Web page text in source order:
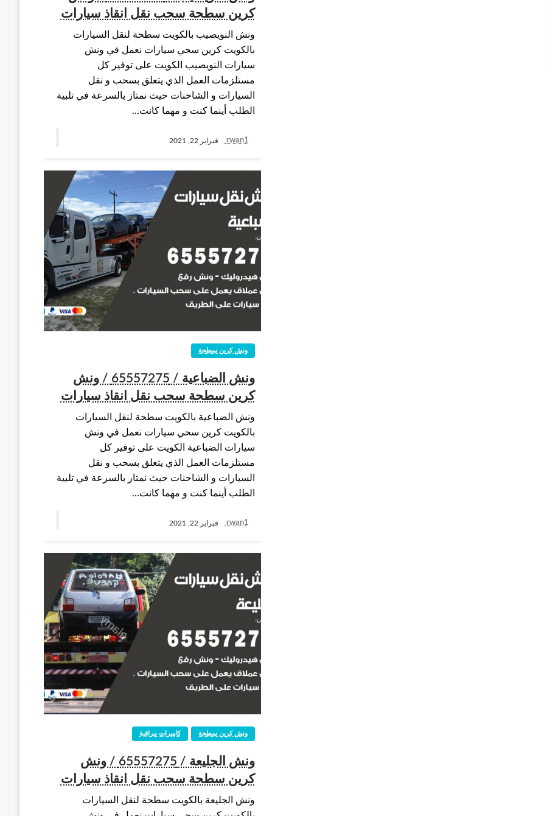
كرين سطحة سحب نقل انقاذ سيارات
ونش النويصيب بالكويت سطحة لنقل السيارات
بالكويت كرين سحي سيارات نعمل في ونش
سيارات النويصيب الكويت على توفير كل
مستلزمات العمل الذي يتعلق بسحب و نقل
السيارات و الشاحنات حيث نمتاز بالسرعة في تلبية
الطلب أينما كنت و مهما كانت…
rwan1 فبراير 22, 2021
ونش كرين سطحة
ونش الضباعية / 65557275 / ونش
كرين سطحة سحب نقل انقاذ سيارات
ونش الضباعية بالكويت سطحة لنقل السيارات
بالكويت كرين سحي سيارات نعمل في ونش
سيارات الضباعية الكويت على توفير كل
مستلزمات العمل الذي يتعلق بسحب و نقل
السيارات و الشاحنات حيث نمتاز بالسرعة في تلبية
الطلب أينما كنت و مهما كانت…
rwan1 فبراير 22, 2021
كاميرات مراقبة ونش كرين سطحة
ونش الجليعة / 65557275 / ونش
كرين سطحة سحب نقل انقاذ سيارات
ونش الجليعة بالكويت سطحة لنقل السيارات